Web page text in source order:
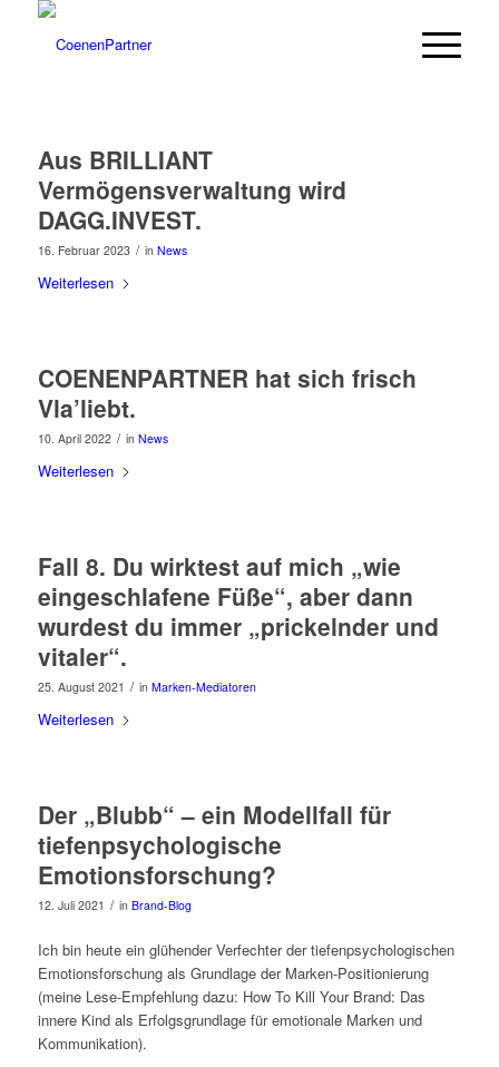
Aus BRILLIANT
Vermögensverwaltung wird
DAGG.INVEST.
16. Februar 2023 / in News
Weiterlesen
COENENPARTNER hat sich frisch
Vla’liebt.
10. April 2022 / in News
Weiterlesen
Fall 8. Du wirktest auf mich „wie
eingeschlafene Füße“, aber dann
wurdest du immer „prickelnder und
vitaler“.
25. August 2021 / in Marken-Mediatoren
Weiterlesen
Der „Blubb“ – ein Modellfall für
tiefenpsychologische
Emotionsforschung?
12. Juli 2021 / in Brand-Blog
Ich bin heute ein glühender Verfechter der tiefenpsychologischen
Emotionsforschung als Grundlage der Marken-Positionierung
(meine Lese-Empfehlung dazu: How To Kill Your Brand: Das
innere Kind als Erfolgsgrundlage für emotionale Marken und
Kommunikation).